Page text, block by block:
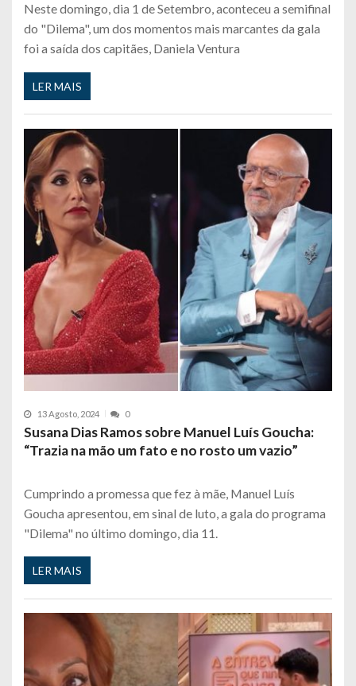
Neste domingo, dia 1 de Setembro, aconteceu a semifinal
do "Dilema", um dos momentos mais marcantes da gala
foi a saída dos capitães, Daniela Ventura
LER MAIS
13 Agosto, 2024 0
Susana Dias Ramos sobre Manuel Luís Goucha:
“Trazia na mão um fato e no rosto um vazio”
Cumprindo a promessa que fez à mãe, Manuel Luís
Goucha apresentou, em sinal de luto, a gala do programa
"Dilema" no último domingo, dia 11.
LER MAIS